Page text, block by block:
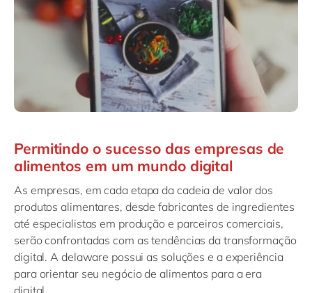
Permitindo o sucesso das empresas de
alimentos em um mundo digital
As empresas, em cada etapa da cadeia de valor dos
produtos alimentares, desde fabricantes de ingredientes
até especialistas em produção e parceiros comerciais,
serão confrontadas com as tendências da transformação
digital. A delaware possui as soluções e a experiência
para orientar seu negócio de alimentos para a era